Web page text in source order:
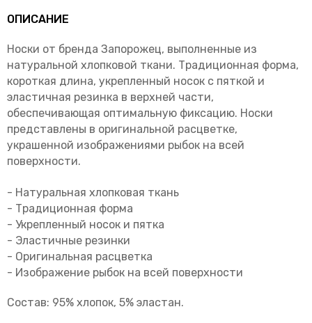
ОПИСАНИЕ
Носки от бренда Запорожец, выполненные из
натуральной хлопковой ткани. Традиционная форма,
короткая длина, укрепленный носок с пяткой и
эластичная резинка в верхней части,
обеспечивающая оптимальную фиксацию. Носки
представлены в оригинальной расцветке,
украшенной изображениями рыбок на всей
поверхности.
- Натуральная хлопковая ткань
- Традиционная форма
- Укрепленный носок и пятка
- Эластичные резинки
- Оригинальная расцветка
- Изображение рыбок на всей поверхности
Состав: 95% хлопок, 5% эластан.